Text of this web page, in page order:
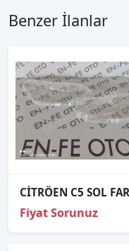
Benzer İlanlar
Fiyat Sorunuz